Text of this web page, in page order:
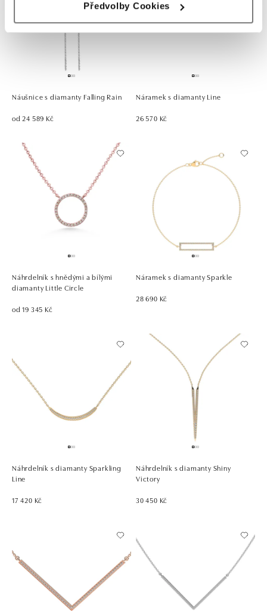
Předvolby Cookies
Náušnice s diamanty Falling Rain
od 24 589 Kč
Náramek s diamanty Line
26 570 Kč
Náhrdelník s hnědými a bílými
diamanty Little Circle
od 19 345 Kč
Náramek s diamanty Sparkle
28 690 Kč
Náhrdelník s diamanty Sparkling
Line
17 420 Kč
Náhrdelník s diamanty Shiny
Victory
30 450 Kč